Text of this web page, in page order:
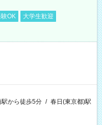
OK
大学生歓迎
駅から徒歩5分 / 春日(東京都)駅